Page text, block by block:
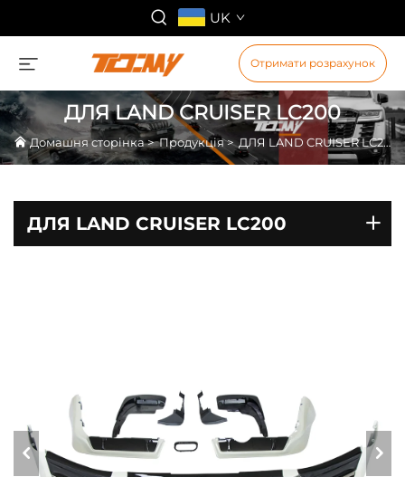
UK
Отримати розрахунок
ДЛЯ LAND CRUISER LC200
Домашня сторінка>Продукція>ДЛЯ LAND CRUISER LC200
ДЛЯ LAND CRUISER LC200